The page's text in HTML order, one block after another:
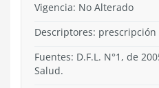
Vigencia: No Alterado
Descriptores:
Fuentes: D.F.L. N°1, de
Salud.